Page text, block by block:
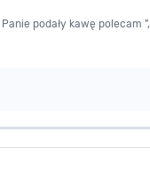
podały kawę polecam ",